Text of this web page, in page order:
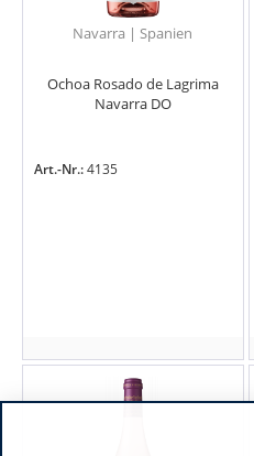
Navarra | Spanien
Ochoa Rosado de Lagrima
Navarra DO
Art.-Nr.:4135